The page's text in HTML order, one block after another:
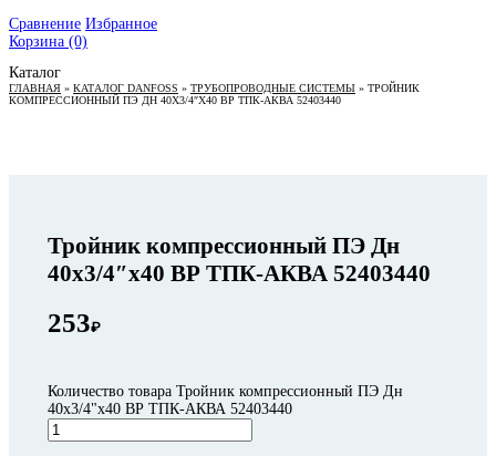
Сравнение Избранное
Корзина (0)
Каталог
ГЛАВНАЯ » КАТАЛОГ DANFOSS » ТРУБОПРОВОДНЫЕ СИСТЕМЫ » ТРОЙНИК
КОМПРЕССИОННЫЙ ПЭ ДН 40Х3/4″Х40 ВР ТПК-АКВА 52403440
Тройник компрессионный ПЭ Дн
40х3/4″х40 ВР ТПК-АКВА 52403440
253₽
Количество товара Тройник компрессионный ПЭ Дн
40х3/4"х40 ВР ТПК-АКВА 52403440